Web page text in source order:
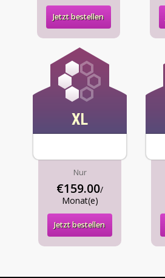
Jetzt bestellen
XL
Nur
€159.00/
Monat(e)
Jetzt bestellen